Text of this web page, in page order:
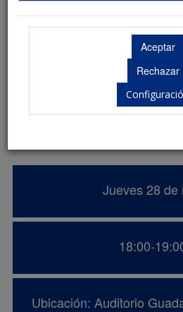
Aula Virtual de Comunicaciones
Abordaje del maltrato
Jueves 28 de
18:00-
Ubicación: Auditorio